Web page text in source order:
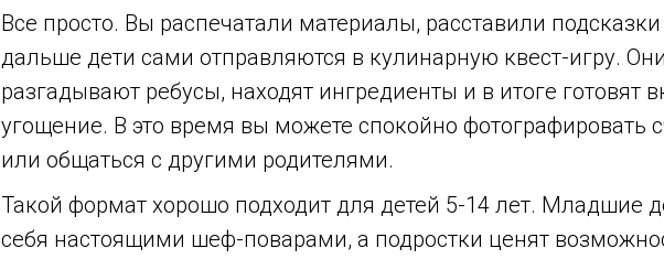
Все просто. Вы распечатали материалы, расставили подсказки
дальше дети сами отправляются в кулинарную квест-игру.
разгадывают ребусы, находят ингредиенты и в итоге готовят
угощение. В это время вы можете спокойно фотографировать
или общаться с другими родителями.
Такой формат хорошо подходит для детей 5-14 лет. Младшие
себя настоящими шеф-поварами, а подростки ценят